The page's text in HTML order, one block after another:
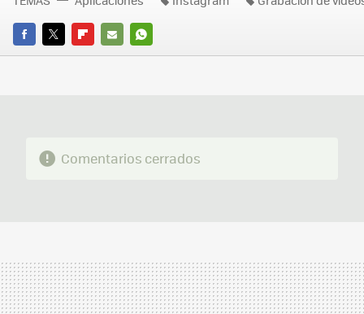
FACEBOOK
TWITTERFLIPBOARD
E-
WHATSAPP
Comentarios cerrados